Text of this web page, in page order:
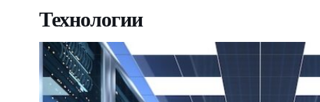
Технологии